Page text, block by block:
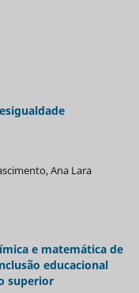
Ana Lara
e matemática de
educacional
superior